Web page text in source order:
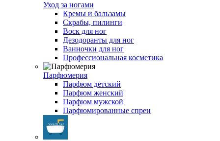
Уход за ногами
Кремы и бальзамы
Скрабы, пилинги
Воск для ног
Дезодоранты для ног
Ванночки для ног
Профессиональная косметика
Парфюмерия
Парфюм детский
Парфюм женский
Парфюм мужской
Парфюмированные спреи